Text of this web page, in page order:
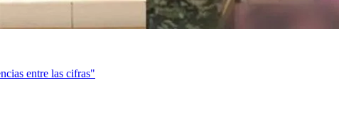
entre las cifras"